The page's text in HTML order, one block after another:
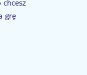
grę